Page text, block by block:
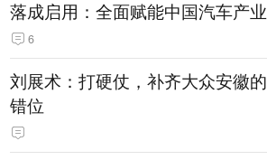
落成启用：全面赋能中国汽车产业
6
刘展术：打硬仗，补齐大众安徽的
错位